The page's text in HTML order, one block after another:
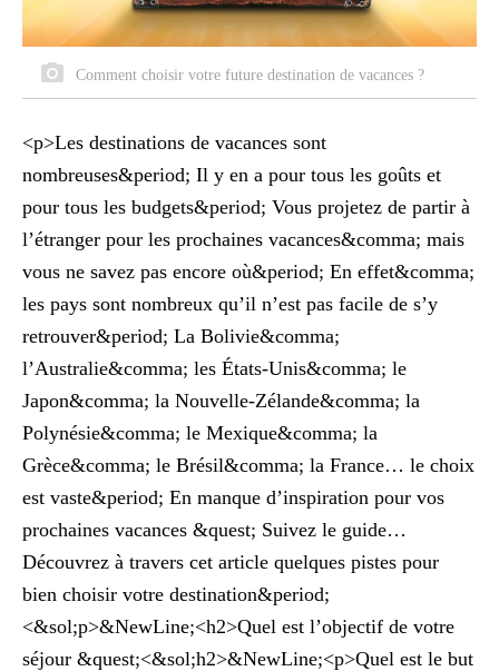
Comment choisir votre future destination de vacances ?
<p>Les destinations de vacances sont
nombreuses&period; Il y en a pour tous les goûts et
pour tous les budgets&period; Vous projetez de partir à
l’étranger pour les prochaines vacances&comma; mais
vous ne savez pas encore où&period; En effet&comma;
les pays sont nombreux qu’il n’est pas facile de s’y
retrouver&period; La Bolivie&comma;
l’Australie&comma; les États-Unis&comma; le
Japon&comma; la Nouvelle-Zélande&comma; la
Polynésie&comma; le Mexique&comma; la
Grèce&comma; le Brésil&comma; la France… le choix
est vaste&period; En manque d’inspiration pour vos
prochaines vacances &quest; Suivez le guide…
Découvrez à travers cet article quelques pistes pour
bien choisir votre destination&period;
<&sol;p>&NewLine;<h2>Quel est l’objectif de votre
séjour &quest;<&sol;h2>&NewLine;<p>Quel est le but